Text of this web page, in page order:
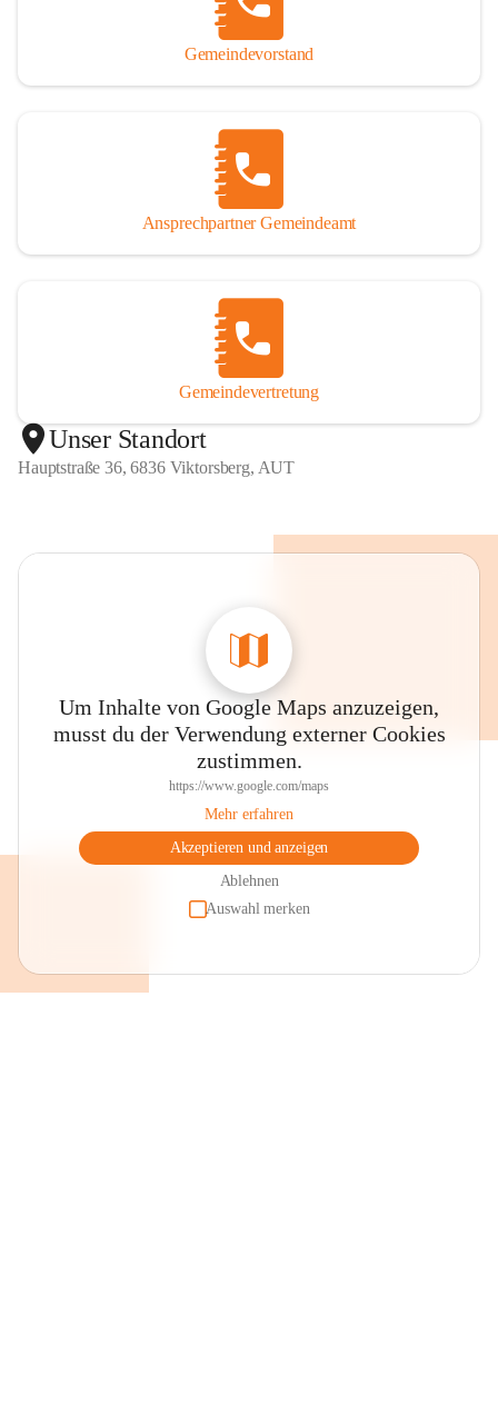
Gemeindevorstand
Ansprechpartner Gemeindeamt
Gemeindevertretung
Unser Standort
Hauptstraße 36, 6836 Viktorsberg, AUT
Um Inhalte von Google Maps anzuzeigen,
musst du der Verwendung externer Cookies
zustimmen.
https://www.google.com/maps
Mehr erfahren
Akzeptieren und anzeigen
Ablehnen
Auswahl merken